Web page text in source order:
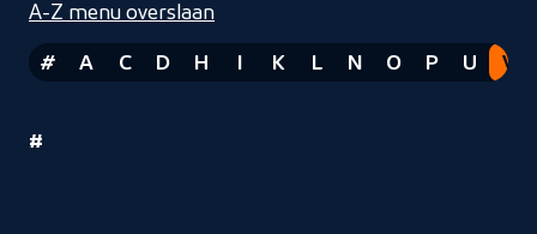
A-Z menu overslaan
#
Nummers
A C D H I K L N O P U V
1
#